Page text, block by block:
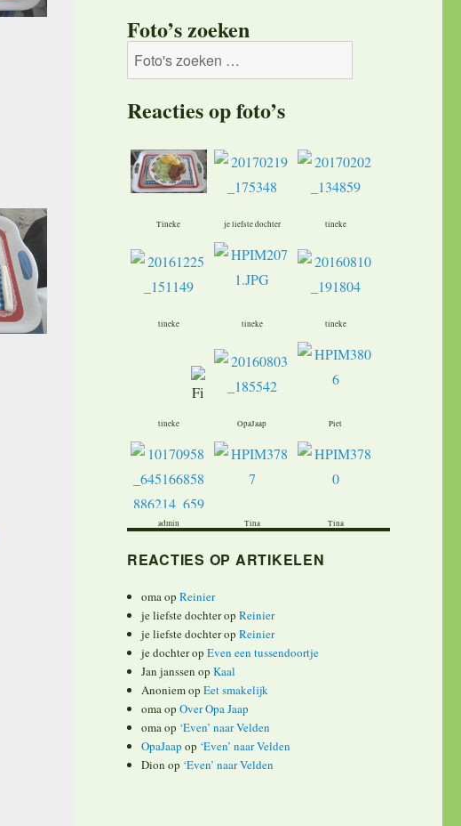
Foto’s zoeken
Reacties op foto’s
Tineke je liefste dochter tineke
tineke tineke tineke
tineke OpaJaap Piet
admin Tina Tina
REACTIES OP ARTIKELEN
omaopReinier
je liefste dochteropReinier
je liefste dochteropReinier
je dochteropEven een tussendoortje
Jan janssen opKaal
AnoniemopEet smakelijk
omaopOver Opa Jaap
omaop ‘Even’ naar Velden
OpaJaap op ‘Even’ naar Velden
Dion op ‘Even’ naar Velden